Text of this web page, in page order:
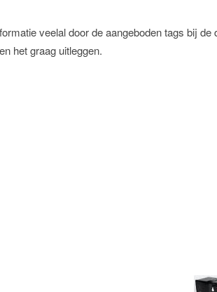
veelal door de aangeboden tags bij de
het graag uitleggen.